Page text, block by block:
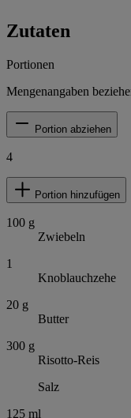
Zutaten
Portionen
Mengenangaben
Portion abziehen
4
Portion hinzufügen
100 g
Zwiebeln
1
Knoblauchzehe
20 g
Butter
300 g
Risotto-Reis
Salz
125 ml